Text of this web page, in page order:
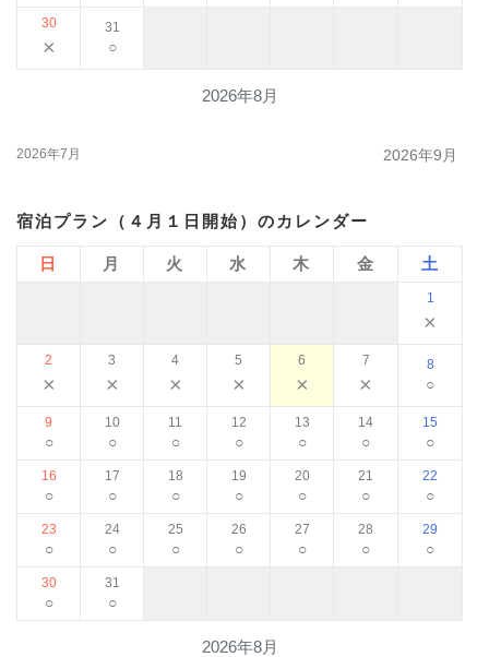
2026年8月
30
×
31
○
2026年7月 2026年9月
宿泊プラン（４月１日開始）のカレンダー
2026年8月
日 月 火 水 木 金 土
1
×
2
×
3
×
4
×
5
×
6
×
7
×
8
○
9
○
10
○
11
○
12
○
13
○
14
○
15
○
16
○
17
○
18
○
19
○
20
○
21
○
22
○
23
○
24
○
25
○
26
○
27
○
28
○
29
○
30
○
31
○